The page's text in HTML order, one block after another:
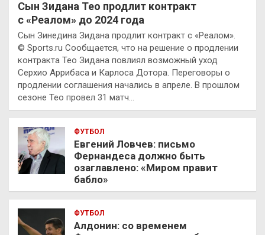
Сын Зидана Тео продлит контракт
с «Реалом» до 2024 года
Сын Зинедина Зидана продлит контракт с «Реалом».
© Sports.ru Сообщается, что на решение о продлении
контракта Тео Зидана повлиял возможный уход
Серхио Аррибаса и Карлоса Дотора. Переговоры о
продлении соглашения начались в апреле. В прошлом
сезоне Тео провел 31 матч…
ФУТБОЛ
Евгений Ловчев: письмо
Фернандеса должно быть
озаглавлено: «Миром правит
бабло»
ФУТБОЛ
Алдонин: со временем